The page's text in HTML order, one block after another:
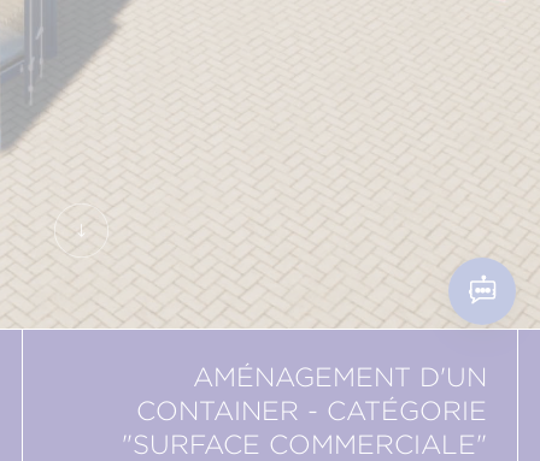
AMÉNAGEMENT D'UN
CONTAINER - CATÉGORIE
"SURFACE COMMERCIALE"